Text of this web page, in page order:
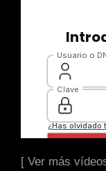
[ Ver más